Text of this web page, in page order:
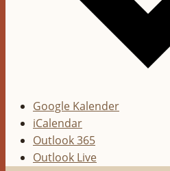
Google Kalender
iCalendar
Outlook 365
Outlook Live